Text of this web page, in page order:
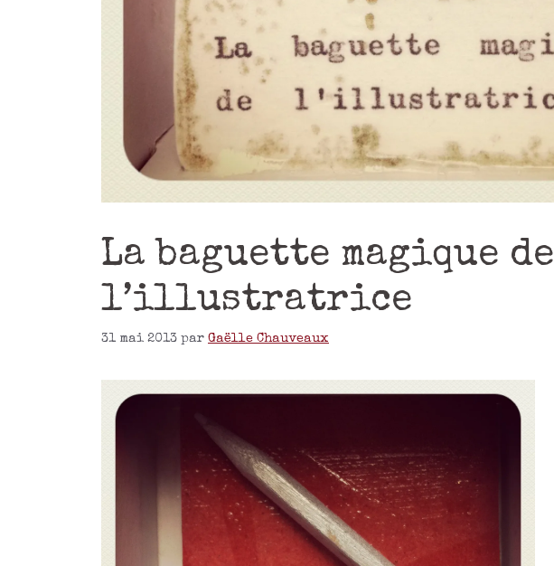
La baguette magique de
l’illustratrice
31 mai 2013 par Gaëlle Chauveaux